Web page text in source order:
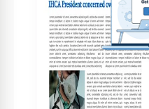
Obtenha
Clique em "Editar modelo"
Google Docs ou